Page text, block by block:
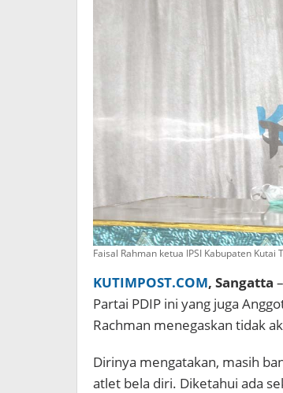
Faisal Rahman ketua IPSI Kabupaten Kutai
KUTIMPOST.COM, Sangatta
Partai PDIP ini yang juga
Rachman menegaskan tidak
Dirinya mengatakan, masih
atlet bela diri. Diketahui ada